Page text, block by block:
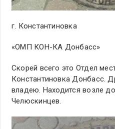
г. Константиновка
«ОМП КОН-КА Донбасс»
Скорей всего это Отдел
Константиновка Донбасс.
владею. Находится возле
Челюскинцев.